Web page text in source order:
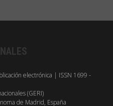
electrónica | ISSN 1699 -
(GERI)
de Madrid, España